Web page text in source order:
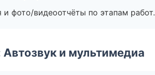
фото/видеоотчёты по этапам работ.
и мультимедиа